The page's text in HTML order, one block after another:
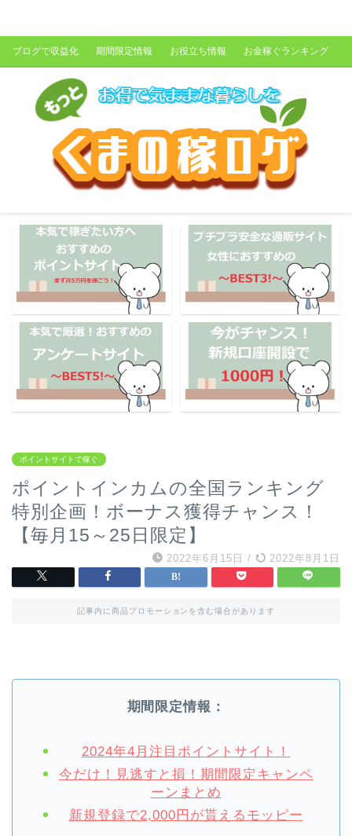
ブログで収益化 期間限定情報 お役立ち情報 お金稼ぐランキング
ポイントサイトで稼ぐ
ポイントインカムの全国ランキング
特別企画！ボーナス獲得チャンス！
【毎月15～25日限定】
2022年6月15日 / 2022年8月1日
記事内に商品プロモーションを含む場合があります
期間限定情報：
2024年4月注目ポイントサイト！
今だけ！見逃すと損！期間限定キャンペ
ーンまとめ
新規登録で2,000円が貰えるモッピー